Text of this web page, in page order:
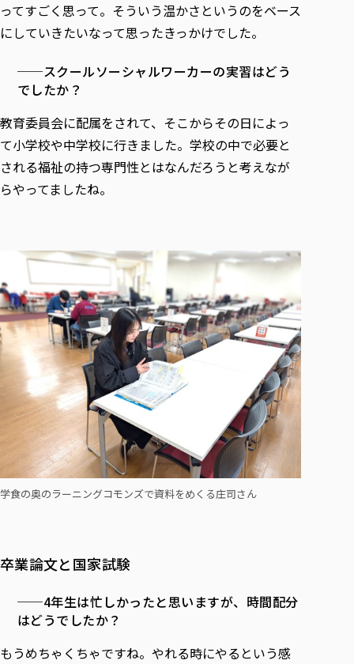
ってすごく思って。そういう温かさというのをベース
にしていきたいなって思ったきっかけでした。
──スクールソーシャルワーカーの実習はどう
でしたか？
教育委員会に配属をされて、そこからその日によっ
て小学校や中学校に行きました。学校の中で必要と
される福祉の持つ専門性とはなんだろうと考えなが
らやってましたね。
学食の奥のラーニングコモンズで資料をめくる庄司さん
卒業論文と国家試験
──4年生は忙しかったと思いますが、時間配分
はどうでしたか？
もうめちゃくちゃですね。やれる時にやるという感